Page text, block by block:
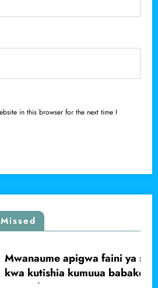
in this browser for the next time I
faini ya shilingi 200,000
babake, Marsabit